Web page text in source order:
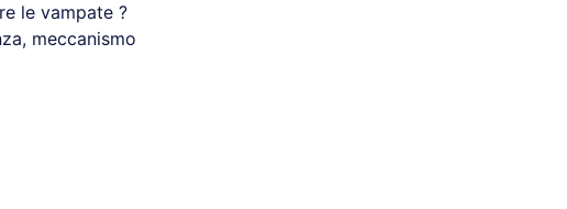
le vampate ?
meccanismo